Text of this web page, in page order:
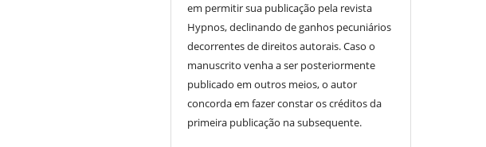
em permitir sua publicação pela revista
Hypnos, declinando de ganhos pecuniários
decorrentes de direitos autorais. Caso o
manuscrito venha a ser posteriormente
publicado em outros meios, o autor
concorda em fazer constar os créditos da
primeira publicação na subsequente.